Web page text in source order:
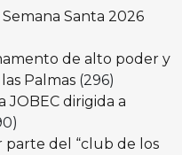
Santa 2026
de alto poder y
Palmas (296)
JOBEC dirigida a
parte del “club de los